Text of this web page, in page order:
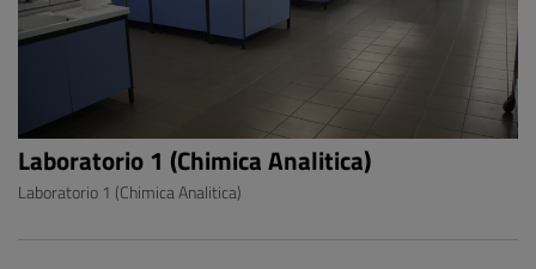
Laboratorio 1 (Chimica Analitica)
Laboratorio 1 (Chimica Analitica)